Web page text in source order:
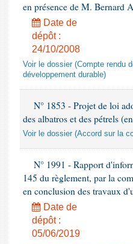
en présence de M. Bernard
Date de
dépôt :
24/10/2008
Voir le dossier (Compte rendu
développement durable)
N° 1853 - Projet de loi
des albatros et des pétrels
Voir le dossier (Accord sur la
N° 1991 - Rapport
145 du règlement, par la
en conclusion des travaux
Date de
dépôt :
05/06/2019